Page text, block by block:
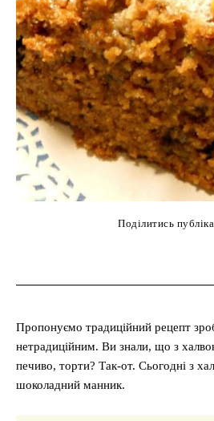
Поділитись
Пропонуємо традиційний рецепт
нетрадиційним. Ви знали, що з
печиво, торти? Так-от. Сьогодні з
шоколадний манник.